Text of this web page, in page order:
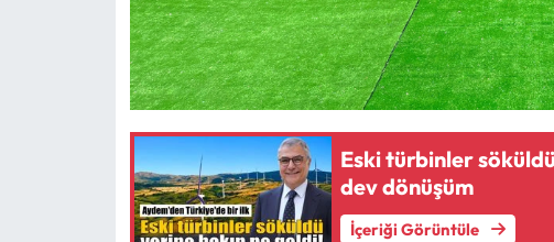
Eski türbinler
dev dönüşüm
İçeriği Görüntüle